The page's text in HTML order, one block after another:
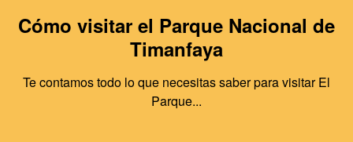
Cómo visitar el Parque Nacional de
Timanfaya
Te contamos todo lo que necesitas saber para visitar El
Parque...